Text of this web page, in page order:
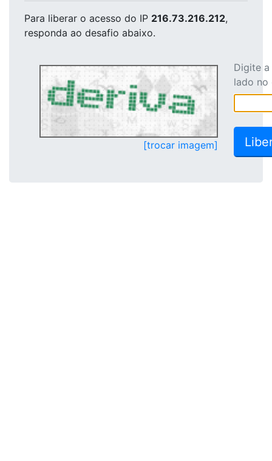
Para liberar o acesso do IP 216.73.216.212,
responda ao desafio abaixo.
[trocar imagem]
Digite
lado no